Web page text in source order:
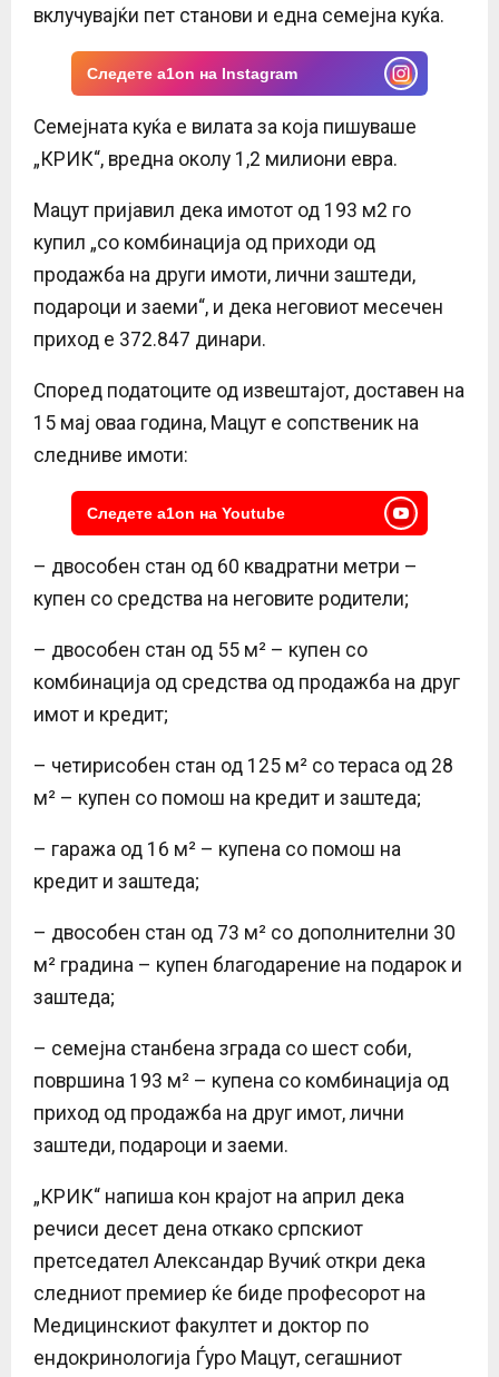
вклучувајќи пет станови и една семејна куќа.
Следете a1on на Instagram
Семејната куќа е вилата за која пишуваше
„КРИК“, вредна околу 1,2 милиони евра.
Мацут пријавил дека имотот од 193 м2 го
купил „со комбинација од приходи од
продажба на други имоти, лични заштеди,
подароци и заеми“, и дека неговиот месечен
приход е 372.847 динари.
Според податоците од извештајот, доставен на
15 мај оваа година, Мацут е сопственик на
следниве имоти:
Следете a1on на Youtube
– двособен стан од 60 квадратни метри –
купен со средства на неговите родители;
– двособен стан од 55 м² – купен со
комбинација од средства од продажба на друг
имот и кредит;
– четирисобен стан од 125 м² со тераса од 28
м² – купен со помош на кредит и заштеда;
– гаража од 16 м² – купена со помош на
кредит и заштеда;
– двособен стан од 73 м² со дополнителни 30
м² градина – купен благодарение на подарок и
заштеда;
– семејна станбена зграда со шест соби,
површина 193 м² – купена со комбинација од
приход од продажба на друг имот, лични
заштеди, подароци и заеми.
„КРИК“ напиша кон крајот на април дека
речиси десет дена откако српскиот
претседател Александар Вучиќ откри дека
следниот премиер ќе биде професорот на
Медицинскиот факултет и доктор по
ендокринологија Ѓуро Мацут, сегашниот